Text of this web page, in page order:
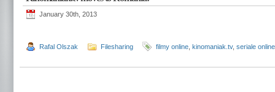
January 30th, 2013
Rafal Olszak Filesharing filmy online kinomaniak.tv, seriale online